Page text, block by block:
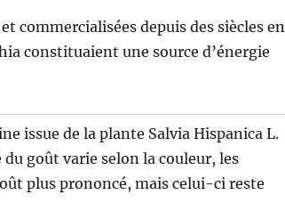
commercialisées depuis des siècles en
constituaient une source d’énergie
issue de la plante Salvia Hispanica L.
goût varie selon la couleur, les
plus prononcé, mais celui-ci reste